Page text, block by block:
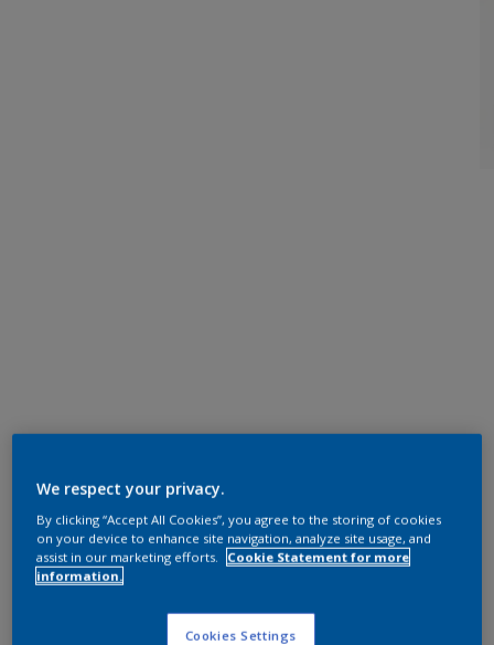
We respect your privacy.
By clicking “Accept All Cookies”, you agree to the storing of cookies
on your device to enhance site navigation, analyze site usage, and
assist in our marketing efforts.
Cookie Statement for more
information.
Cookies Settings